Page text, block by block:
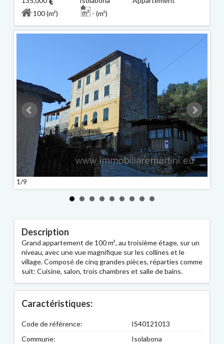
100 (m²)
- (m²)
1/9
Description
Grand appartement de 100 m², au troisième étage, sur un
niveau, avec une vue magnifique sur les collines et le
village. Composé de cinq grandes pièces, réparties comme
suit: Cuisine, salon, trois chambres et salle de bains.
Caractéristiques:
Code de référence:
IS40121013
Commune:
Isolabona